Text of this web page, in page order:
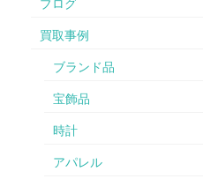
ブログ
買取事例
ブランド品
宝飾品
時計
アパレル